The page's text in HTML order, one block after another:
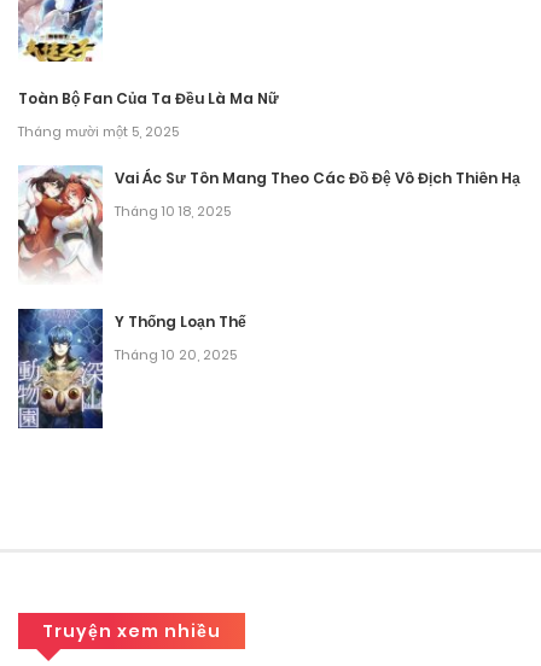
Chương 34
Chương 33
Tháng 9 27, 2025
Chương 32
Tháng 9 27, 2025
Chương 31
Tháng 9 27, 2025
Chương 30
Chương 28
Toàn Bộ Fan Của Ta Đều Là Ma Nữ
Tháng mười một 5, 2025
Vai Ác Sư Tôn Mang Theo Các Đồ Đệ Vô Địch Thiên Hạ
Tháng 10 18, 2025
Y Thống Loạn Thế
Tháng 10 20, 2025
Truyện xem nhiều